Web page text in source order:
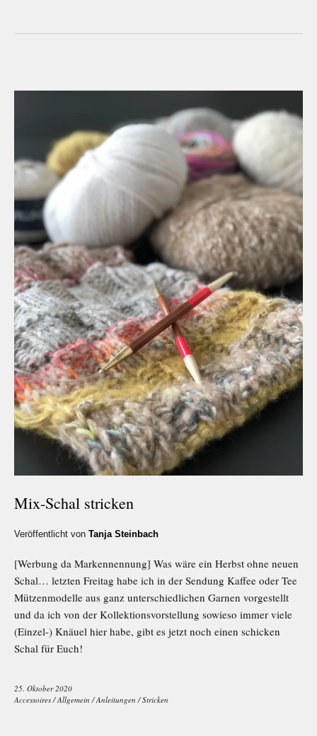
Mix-Schal stricken
Veröffentlicht von Tanja Steinbach
[Werbung da Markennennung] Was wäre ein Herbst ohne neuen
Schal… letzten Freitag habe ich in der Sendung Kaffee oder Tee
Mützenmodelle aus ganz unterschiedlichen Garnen vorgestellt
und da ich von der Kollektionsvorstellung sowieso immer viele
(Einzel-) Knäuel hier habe, gibt es jetzt noch einen schicken
Schal für Euch!
25. Oktober 2020
Accessoires /Allgemein /Anleitungen /Stricken